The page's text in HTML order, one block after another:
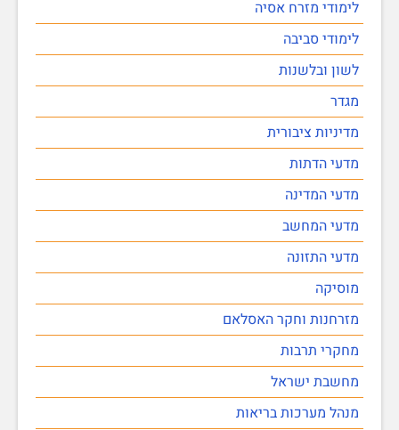
לימודי מזרח אסיה
לימודי סביבה
לשון ובלשנות
מגדר
מדיניות ציבורית
מדעי הדתות
מדעי המדינה
מדעי המחשב
מדעי התזונה
מוסיקה
מזרחנות וחקר האסלאם
מחקרי תרבות
מחשבת ישראל
מנהל מערכות בריאות